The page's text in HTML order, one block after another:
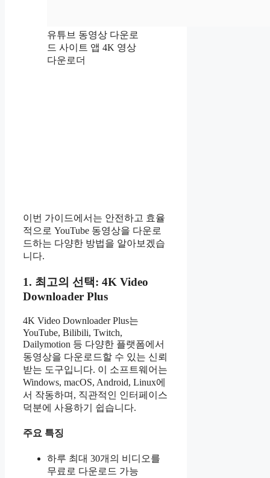
유튜브 동영상 다운로
드 사이트 앱 4K 영상
다운로더
이번 가이드에서는 안전하고 효율
적으로 YouTube 동영상을 다운로
드하는 다양한 방법을 알아보겠습
니다.
1. 최고의 선택: 4K Video
Downloader Plus
4K Video Downloader Plus는
YouTube, Bilibili, Twitch,
Dailymotion 등 다양한 플랫폼에서
동영상을 다운로드할 수 있는 신뢰
받는 도구입니다. 이 소프트웨어는
Windows, macOS, Android, Linux에
서 작동하며, 직관적인 인터페이스
덕분에 사용하기 쉽습니다.
주요 특징
하루 최대 30개의 비디오를
무료로 다운로드 가능